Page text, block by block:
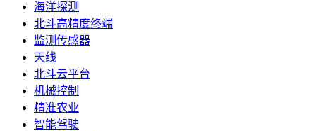
海洋探测
北斗高精度终端
监测传感器
天线
北斗云平台
机械控制
精准农业
智能驾驶